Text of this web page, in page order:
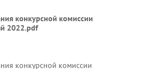
конкурсной комиссии
2022.pdf
конкурсной комиссии